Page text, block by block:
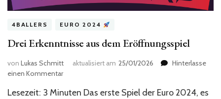
4BALLERS EURO 2024
Drei Erkenntnisse aus dem Eröffnungsspiel
von Lukas Schmitt aktualisiert am 25/01/2026
Hinterlasse
einen Kommentarzu
Erkenntnisse
Lesezeit: 3 Minuten Das erste Spiel der Euro 2024, es